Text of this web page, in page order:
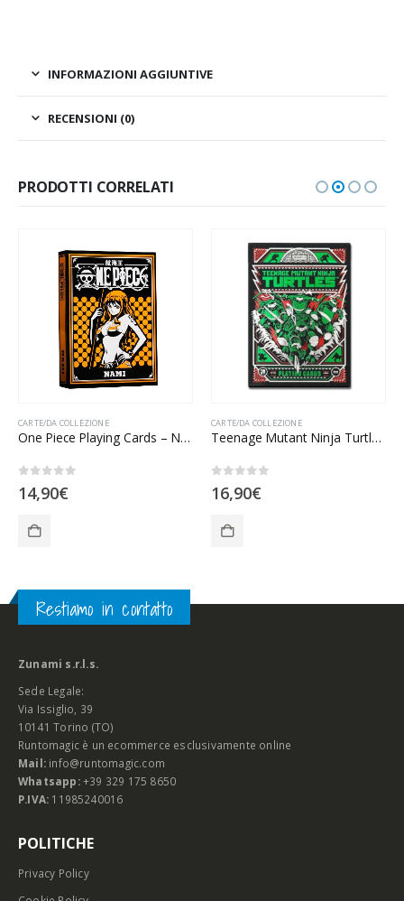
INFORMAZIONI AGGIUNTIVE
RECENSIONI (0)
PRODOTTI CORRELATI
CARTE/DA COLLEZIONE
One Piece Playing Cards – Nami
14,90€
CARTE/DA COLLEZIONE
Teenage Mutant Ninja Turtles by Theory11
16,90€
Restiamo in contatto
Zunami s.r.l.s.
Sede Legale:
Via Issiglio, 39
10141 Torino (TO)
Runtomagic è un ecommerce esclusivamente online
Mail: info@runtomagic.com
Whatsapp: +39 329 175 8650
P.IVA: 11985240016
POLITICHE
Privacy Policy